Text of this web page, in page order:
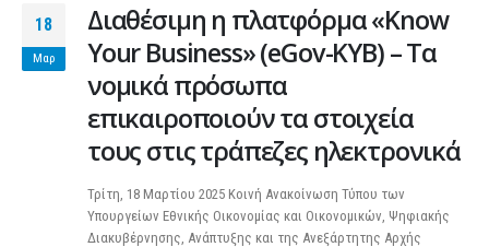
18
Μαρ
Διαθέσιμη η πλατφόρμα «Know
Your Business» (eGov-KYB) – Τα
νομικά πρόσωπα
επικαιροποιούν τα στοιχεία
τους στις τράπεζες ηλεκτρονικά
Τρίτη, 18 Μαρτίου 2025 Κοινή Ανακοίνωση Τύπου των
Υπουργείων Εθνικής Οικονομίας και Οικονομικών, Ψηφιακής
Διακυβέρνησης, Ανάπτυξης και της Ανεξάρτητης Αρχής